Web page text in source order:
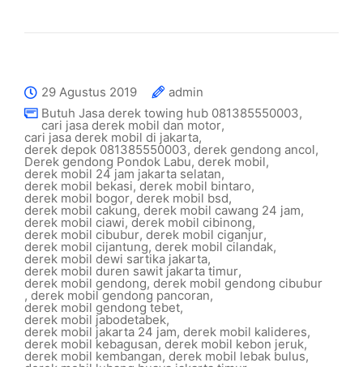
29 Agustus 2019
admin
Butuh Jasa derek towing hub 081385550003,
cari jasa derek mobil dan motor,
cari jasa derek mobil di jakarta,
derek depok 081385550003, derek gendong ancol,
Derek gendong Pondok Labu, derek mobil,
derek mobil 24 jam jakarta selatan,
derek mobil bekasi,derek mobil bintaro,
derek mobil bogor,derek mobil bsd,
derek mobil cakung, derek mobil cawang 24 jam,
derek mobil ciawi, derek mobil cibinong,
derek mobil cibubur, derek mobil ciganjur,
derek mobil cijantung, derek mobil cilandak,
derek mobil dewi sartika jakarta,
derek mobil duren sawit jakarta timur,
derek mobil gendong, derek mobil gendong cibubur
, derek mobil gendong pancoran,
derek mobil gendong tebet,
derek mobil jabodetabek,
derek mobil jakarta 24 jam, derek mobil kalideres,
derek mobil kebagusan, derek mobil kebon jeruk,
derek mobil kembangan, derek mobil lebak bulus,